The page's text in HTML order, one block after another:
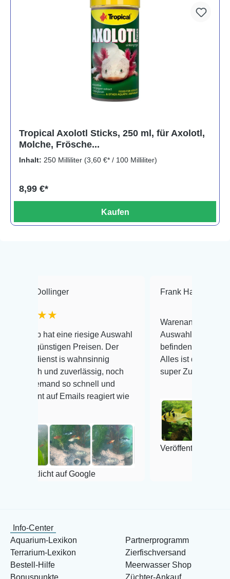
Tropical Axolotl Sticks, 250 ml, für Axolotl,
Molche, Frösche...
Inhalt: 250 Milliliter (3,60 €* / 100 Milliliter)
8,99 €*
Kaufen
eine riesige Auswahl
Preisen. Der
is wahnsinnig
zuverlässig, noch
so schnell und
Emails reagiert wie
auf Google
Frank Hackmayer
Warenanlieferung Top und die
Auswahl plus gesundheitliches
befinden der Fische
Alles ist quick lebendig und im
super Zustand. Gerne wieder
Veröffentlicht auf Google
Info-Center
Aquarium-Lexikon
Terrarium-Lexikon
Bestell-Hilfe
Bonuspunkte
Partnerprogramm
Zierfischversand
Meerwasser Shop
Züchter-Ankauf